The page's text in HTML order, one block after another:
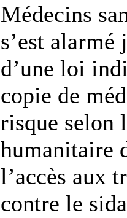
Médecins
s’est
d’une loi
copie de
risque selon
humanitaire
l’accès aux
contre le